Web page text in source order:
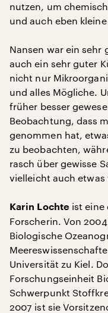
nutzen, um
und auch eben
Nansen war ein sehr
auch ein sehr guter
nicht nur
und alles Mögliche.
früher besser
Beobachtung, dass
genommen hat,
zu beobachten,
rasch über gewisse
vielleicht auch etwas
Karin Lochte ist eine
Forscherin. Von
Biologische
Universität zu Kiel.
Forschungseinheit
Schwerpunkt
2007 ist sie